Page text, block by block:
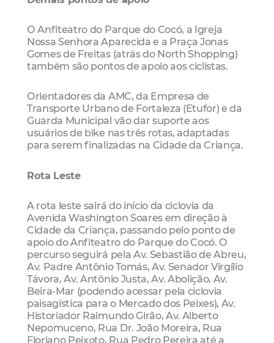
O Anfiteatro do Parque do Cocó, a Igreja
Nossa Senhora Aparecida e a Praça Jonas
Gomes de Freitas (atrás do North Shopping)
também são pontos de apoio aos ciclistas.
Orientadores da AMC, da Empresa de
Transporte Urbano de Fortaleza (Etufor) e da
Guarda Municipal vão dar suporte aos
usuários de bike nas três rotas, adaptadas
para serem finalizadas na Cidade da Criança.
Rota Leste
A rota leste sairá do início da ciclovia da
Avenida Washington Soares em direção à
Cidade da Criança, passando pelo ponto de
apoio do Anfiteatro do Parque do Cocó. O
percurso seguirá pela Av. Sebastião de Abreu,
Av. Padre Antônio Tomás, Av. Senador Virgílio
Távora, Av. Antônio Justa, Av. Abolição, Av.
Beira-Mar (podendo acessar pela ciclovia
paisagística para o Mercado dos Peixes), Av.
Historiador Raimundo Girão, Av. Alberto
Nepomuceno, Rua Dr. João Moreira, Rua
Floriano Peixoto, Rua Pedro Pereira até a